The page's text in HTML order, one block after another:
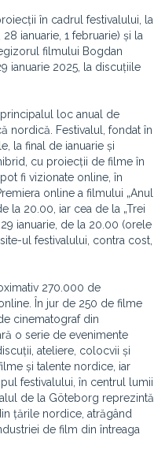
în cadrul festivalului, la
ianuarie, 1 februarie) și la
filmului Bogdan
ianuarie 2025, la discuțiile
loc anual de
nordică. Festivalul, fondat în
la final de ianuarie și
cu proiecții de filme în
fi vizionate online, în
online a filmului „Anul
la 20.00, iar cea de la „Trei
ianuarie, de la 20.00 (orele
ul festivalului, contra cost,
270.000 de
În jur de 250 de filme
cinematograf din
o serie de evenimente
ateliere, colocvii și
și talente nordice, iar
festivalului, în centrul lumii
de la Göteborg reprezintă
țările nordice, atrăgând
de film din întreaga